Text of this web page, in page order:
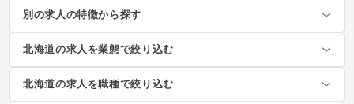
別の求人の特徴から探す
北海道の求人を業態で絞り込む
北海道の求人を職種で絞り込む